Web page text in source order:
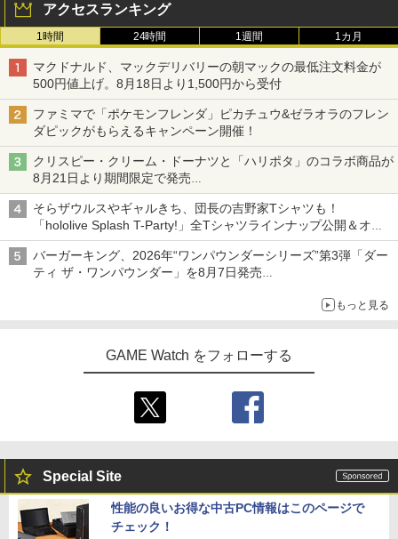
アクセスランキング
1時間 24時間 1週間 1カ月
マクドナルド、マックデリバリーの朝マックの最低注文料金が
500円値上げ。8月18日より1,500円から受付
ファミマで「ポケモンフレンダ」ピカチュウ&ゼラオラのフレン
ダピックがもらえるキャンペーン開催！
クリスピー・クリーム・ドーナツと「ハリポタ」のコラボ商品が
8月21日より期間限定で発売
組分け帽子ドーナツなど見た目も楽しい商品が登場
そらザウルスやギャルきち、団長の吉野家Tシャツも！
「hololive Splash T-Party!」全Tシャツラインナップ公開＆オン
ライン販売開始
バーガーキング、2026年“ワンパウンダーシリーズ”第3弾「ダー
ティ ザ・ワンパウンダー」を8月7日発売
もっと見る
GAME Watch をフォローする
Special Site
性能の良いお得な中古PC情報はこのページで
チェック！